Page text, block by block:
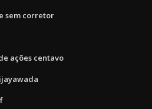
sem corretor
ações centavo